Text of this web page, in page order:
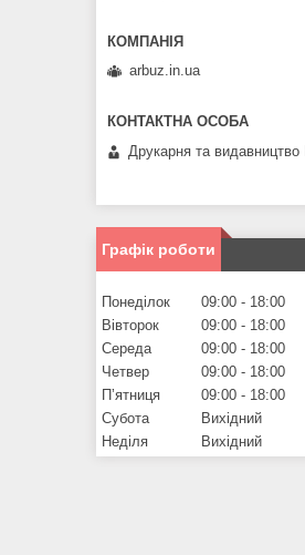
arbuz.in.ua
Друкарня та видавництво
Графік роботи
Понеділок 09:00
18:00
Вівторок
09:00
18:00
Середа
09:00
18:00
Четвер
09:00
18:00
Пʼятниця
09:00
18:00
Субота
Вихідний
Неділя
Вихідний